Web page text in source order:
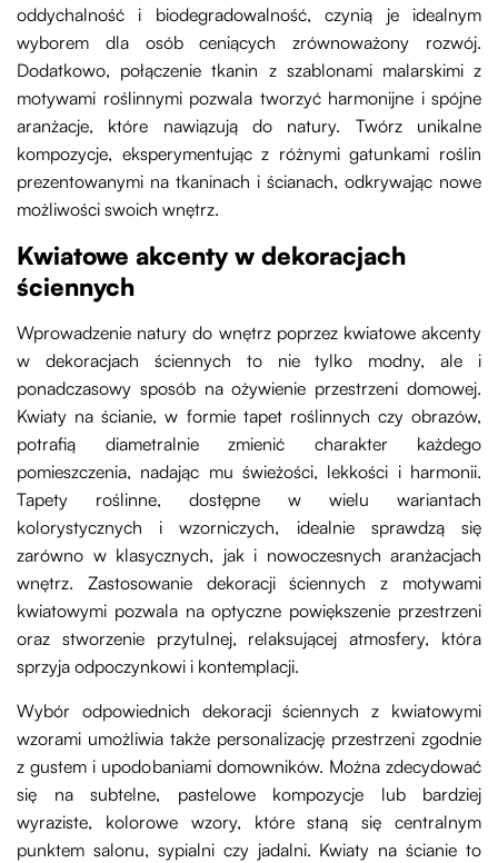
oddychalność i biodegradowalność, czynią je idealnym
wyborem dla osób ceniących zrównoważony rozwój.
Dodatkowo, połączenie tkanin z szablonami malarskimi z
motywami roślinnymi pozwala tworzyć harmonijne i spójne
aranżacje, które nawiązują do natury. Twórz unikalne
kompozycje, eksperymentując z różnymi gatunkami roślin
prezentowanymi na tkaninach i ścianach, odkrywając nowe
możliwości swoich wnętrz.
Kwiatowe akcenty w dekoracjach
ściennych
Wprowadzenie natury do wnętrz poprzez kwiatowe akcenty
w dekoracjach ściennych to nie tylko modny, ale i
ponadczasowy sposób na ożywienie przestrzeni domowej.
Kwiaty na ścianie, w formie tapet roślinnych czy obrazów,
potrafią diametralnie zmienić charakter każdego
pomieszczenia, nadając mu świeżości, lekkości i harmonii.
Tapety roślinne, dostępne w wielu wariantach
kolorystycznych i wzorniczych, idealnie sprawdzą się
zarówno w klasycznych, jak i nowoczesnych aranżacjach
wnętrz. Zastosowanie dekoracji ściennych z motywami
kwiatowymi pozwala na optyczne powiększenie przestrzeni
oraz stworzenie przytulnej, relaksującej atmosfery, która
sprzyja odpoczynkowi i kontemplacji.
Wybór odpowiednich dekoracji ściennych z kwiatowymi
wzorami umożliwia także personalizację przestrzeni zgodnie
z gustem i upodobaniami domowników. Można zdecydować
się na subtelne, pastelowe kompozycje lub bardziej
wyraziste, kolorowe wzory, które staną się centralnym
punktem salonu, sypialni czy jadalni. Kwiaty na ścianie to